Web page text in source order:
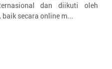
dan diikuti oleh
secara online m...